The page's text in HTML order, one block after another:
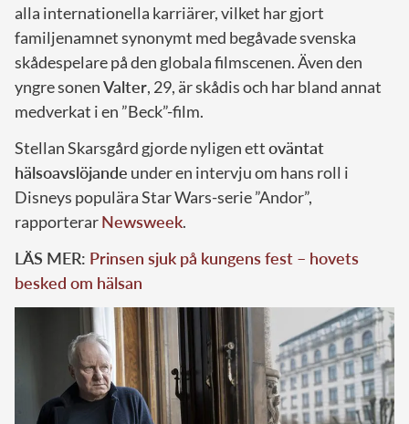
alla internationella karriärer, vilket har gjort
familjenamnet synonymt med begåvade svenska
skådespelare på den globala filmscenen. Även den
yngre sonenValter, 29, är skådis och har bland annat
medverkat i en ”Beck”-film.
Stellan Skarsgård gjorde nyligen ettoväntat
hälsoavslöjande under en intervju om hans roll i
Disneys populära Star Wars-serie ”Andor”,
rapporterarNewsweek.
LÄS MER: Prinsen sjuk på kungens fest – hovets
besked om hälsan